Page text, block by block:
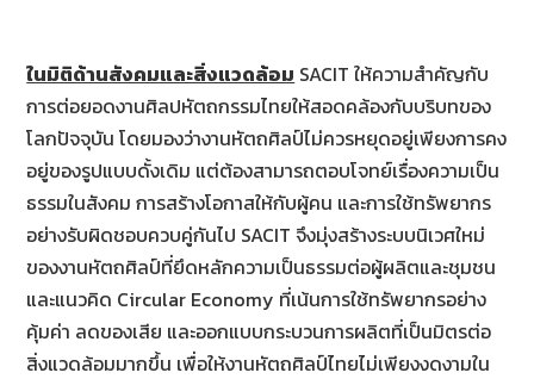
ในมิติด้านสังคมและสิ่งแวดล้อม SACIT ให้ความสำคัญกับ
การต่อยอดงานศิลปหัตถกรรมไทยให้สอดคล้องกับบริบทของ
โลกปัจจุบัน โดยมองว่างานหัตถศิลป์ไม่ควรหยุดอยู่เพียงการคง
อยู่ของรูปแบบดั้งเดิม แต่ต้องสามารถตอบโจทย์เรื่องความเป็น
ธรรมในสังคม การสร้างโอกาสให้กับผู้คน และการใช้ทรัพยากร
อย่างรับผิดชอบควบคู่กันไป SACIT จึงมุ่งสร้างระบบนิเวศใหม่
ของงานหัตถศิลป์ที่ยึดหลักความเป็นธรรมต่อผู้ผลิตและชุมชน
และแนวคิด Circular Economy ที่เน้นการใช้ทรัพยากรอย่าง
คุ้มค่า ลดของเสีย และออกแบบกระบวนการผลิตที่เป็นมิตรต่อ
สิ่งแวดล้อมมากขึ้น เพื่อให้งานหัตถศิลป์ไทยไม่เพียงงดงามใน